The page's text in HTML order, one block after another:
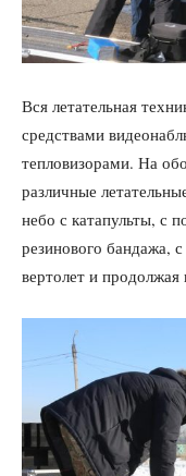
Вся летательная
средствами
тепловизорами. На
различные
небо с катапульты, с
резинового бандажа,
вертолет и продолжая